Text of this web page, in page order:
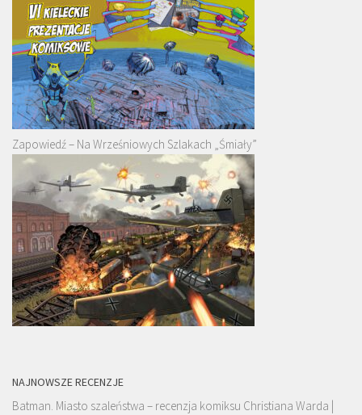
Zapowiedź – Na Wrześniowych Szlakach „Śmiały”
NAJNOWSZE RECENZJE
Batman. Miasto szaleństwa – recenzja komiksu Christiana Warda |